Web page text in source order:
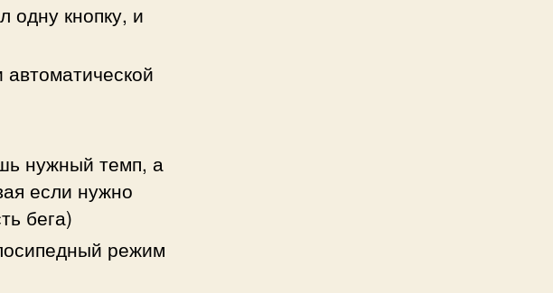
одну кнопку, и
автоматической
нужный темп, а
если нужно
бега)
режим